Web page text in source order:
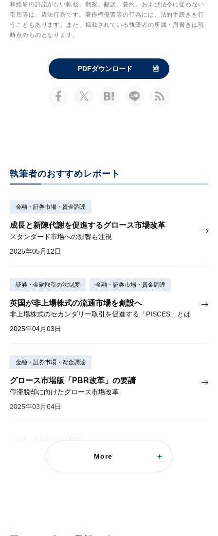
和総研の許諾がない転載、翻案、翻訳、要約、および法令に従わない
引用等は、違法行為です。著作権侵害等の行為には、法的手続きを行
うこともあります。また、掲載されている執筆者の所属・肩書きは現
時点のものとなります。
PDFダウンロード
執筆者のおすすめレポート
金融・証券市場・資金調達
成長と新陳代謝を促進するグロース市場改革
スタンダード市場への影響も注視
2025年05月12日
証券・金融取引の法制度 金融・証券市場・資金調達
英国が非上場株式の流通市場を創設へ
非上場株式のセカンダリー取引を促進する「PISCES」とは
2025年04月03日
金融・証券市場・資金調達
グロース市場版「PBR改革」の要請
停滞脱却に向けたグロース市場改革
2025年03月04日
証券・金融取引の法制度
令和６年金商法等改正法、成立
More